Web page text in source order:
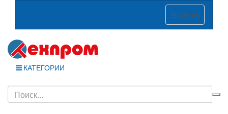
Меню
КАТЕГОРИИ